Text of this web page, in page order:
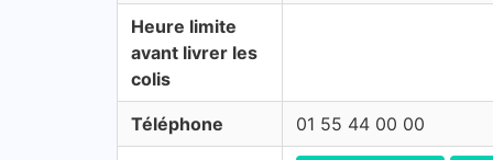
Heure limite
avant livrer les
colis
Téléphone 01 55 44 00 00